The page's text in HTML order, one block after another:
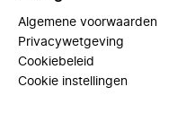
Algemene voorwaarden
Privacywetgeving
Cookiebeleid
Cookie instellingen